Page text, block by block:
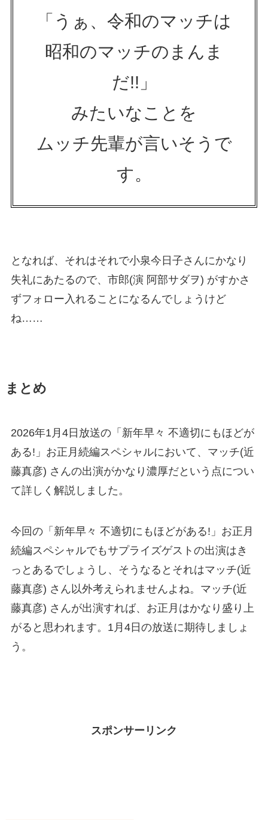
「うぁ、令和のマッチは
昭和のマッチのまんま
だ!!」
みたいなことを
ムッチ先輩が言いそうで
す。
となれば、それはそれで小泉今日子さんにかなり
失礼にあたるので、市郎(演 阿部サダヲ) がすかさ
ずフォロー入れることになるんでしょうけど
ね……
まとめ
2026年1月4日放送の「新年早々 不適切にもほどが
ある!」お正月続編スペシャルにおいて、マッチ(近
藤真彦) さんの出演がかなり濃厚だという点につい
て詳しく解説しました。
今回の「新年早々 不適切にもほどがある!」お正月
続編スペシャルでもサプライズゲストの出演はき
っとあるでしょうし、そうなるとそれはマッチ(近
藤真彦) さん以外考えられませんよね。マッチ(近
藤真彦) さんが出演すれば、お正月はかなり盛り上
がると思われます。1月4日の放送に期待しましょ
う。
スポンサーリンク